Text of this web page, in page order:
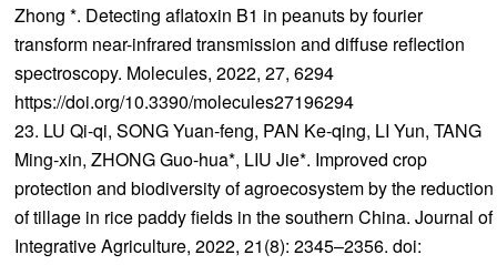
Zhong *. Detecting aflatoxin B1 in peanuts by fourier
transform near-infrared transmission and diffuse reflection
spectroscopy. Molecules, 2022, 27, 6294
https://doi.org/10.3390/molecules27196294
23. LU Qi-qi, SONG Yuan-feng, PAN Ke-qing, LI Yun, TANG
Ming-xin, ZHONG Guo-hua*, LIU Jie*. Improved crop
protection and biodiversity of agroecosystem by the reduction
of tillage in rice paddy fields in the southern China. Journal of
Integrative Agriculture, 2022, 21(8): 2345–2356. doi: